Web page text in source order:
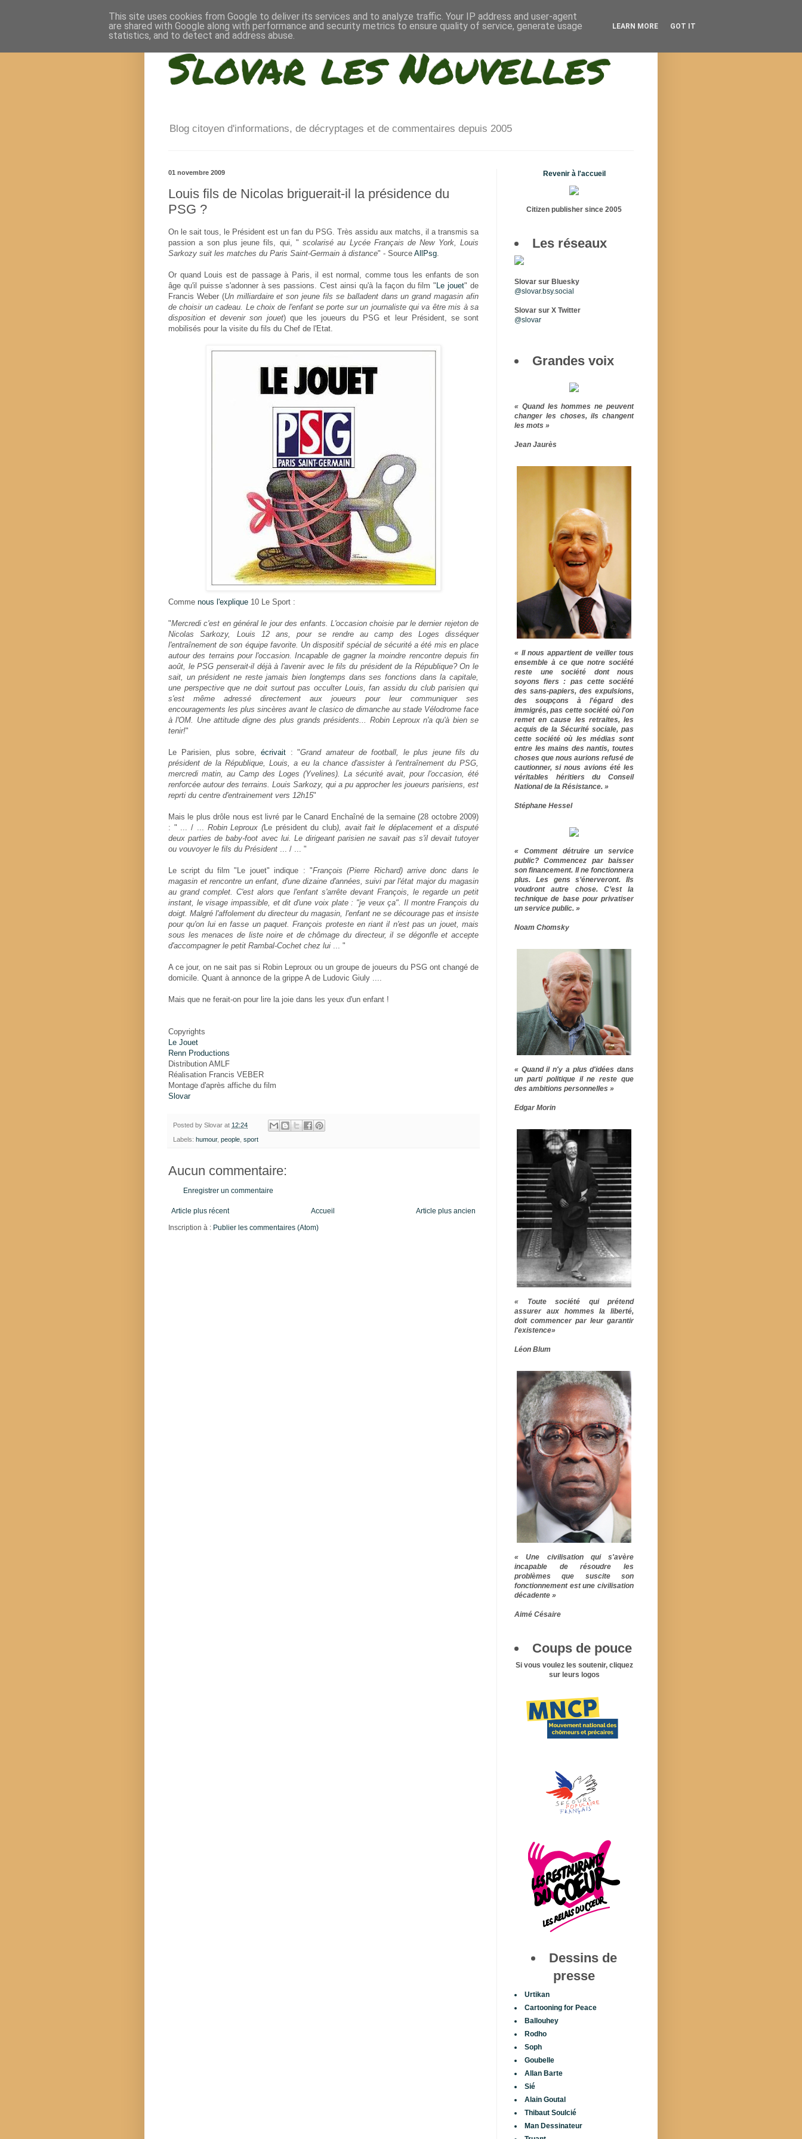
Slovar les Nouvelles
Blog citoyen d'informations, de décryptages et de commentaires depuis 2005
01 novembre 2009
Louis fils de Nicolas briguerait-il la présidence du
PSG ?
On le sait tous, le Président est un fan du PSG. Très assidu aux matchs, il a transmis sa
passion a son plus jeune fils, qui, " scolarisé au Lycée Français de New York, Louis
Sarkozy suit les matches du Paris Saint-Germain à distance" - Source AllPsg.
Or quand Louis est de passage à Paris, il est normal, comme tous les enfants de son
âge qu'il puisse s'adonner à ses passions. C'est ainsi qu'à la façon du film " Le jouet" de
Francis Weber (Un milliardaire et son jeune fils se balladent dans un grand magasin afin
de choisir un cadeau. Le choix de l'enfant se porte sur un journaliste qui va être mis à sa
disposition et devenir son jouet) que les joueurs du PSG et leur Président, se sont
mobilisés pour la visite du fils du Chef de l'Etat.
Comme nous l'explique 10 Le Sport :
"Mercredi c'est en général le jour des enfants. L'occasion choisie par le dernier rejeton de
Nicolas Sarkozy, Louis 12 ans, pour se rendre au camp des Loges disséquer
l'entraînement de son équipe favorite. Un dispositif spécial de sécurité a été mis en place
autour des terrains pour l'occasion. Incapable de gagner la moindre rencontre depuis fin
août, le PSG penserait-il déjà à l'avenir avec le fils du président de la République? On le
sait, un président ne reste jamais bien longtemps dans ses fonctions dans la capitale,
une perspective que ne doit surtout pas occulter Louis, fan assidu du club parisien qui
s'est même adressé directement aux joueurs pour leur communiquer ses
encouragements les plus sincères avant le clasico de dimanche au stade Vélodrome face
à l'OM. Une attitude digne des plus grands présidents... Robin Leproux n'a qu'à bien se
tenir!"
Le Parisien, plus sobre, écrivait : "Grand amateur de football, le plus jeune fils du
président de la République, Louis, a eu la chance d'assister à l'entraînement du PSG,
mercredi matin, au Camp des Loges (Yvelines). La sécurité avait, pour l'occasion, été
renforcée autour des terrains. Louis Sarkozy, qui a pu approcher les joueurs parisiens, est
reprti du centre d'entrainement vers 12h15"
Mais le plus drôle nous est livré par le Canard Enchaîné de la semaine (28 octobre 2009)
: " ... / ... Robin Leproux (Le président du club), avait fait le déplacement et a disputé
deux parties de baby-foot avec lui. Le dirigeant parisien ne savait pas s'il devait tutoyer
ou vouvoyer le fils du Président ... / ... "
Le script du film "Le jouet" indique : "François (Pierre Richard) arrive donc dans le
magasin et rencontre un enfant, d'une dizaine d'années, suivi par l'état major du magasin
au grand complet. C'est alors que l'enfant s'arrête devant François, le regarde un petit
instant, le visage impassible, et dit d'une voix plate : "je veux ça". Il montre François du
doigt. Malgré l'affolement du directeur du magasin, l'enfant ne se décourage pas et insiste
pour qu'on lui en fasse un paquet. François proteste en riant il n'est pas un jouet, mais
sous les menaces de liste noire et de chômage du directeur, il se dégonfle et accepte
d'accompagner le petit Rambal-Cochet chez lui ... "
A ce jour, on ne sait pas si Robin Leproux ou un groupe de joueurs du PSG ont changé de
domicile. Quant à annonce de la grippe A de Ludovic Giuly ....
Mais que ne ferait-on pour lire la joie dans les yeux d'un enfant !
Copyrights
Le Jouet
Renn Productions
Distribution AMLF
Réalisation Francis VEBER
Montage d'après affiche du film
Slovar
Posted by Slovar at 12:24
Labels: humour, people, sport
Aucun commentaire:
Enregistrer un commentaire
Article plus récent Article plus ancien
Accueil
Inscription à : Publier les commentaires (Atom)
Revenir à l'accueil
Citizen publisher since 2005
Les réseaux
Slovar sur Bluesky
@slovar.bsy.social
Slovar sur X Twitter
@slovar
Grandes voix
« Quand les hommes ne peuvent
changer les choses, ils changent
les mots »
Jean Jaurès
« Il nous appartient de veiller tous
ensemble à ce que notre société
reste une société dont nous
soyons fiers : pas cette société
des sans-papiers, des expulsions,
des soupçons à l'égard des
immigrés, pas cette société où l'on
remet en cause les retraites, les
acquis de la Sécurité sociale, pas
cette société où les médias sont
entre les mains des nantis, toutes
choses que nous aurions refusé de
cautionner, si nous avions été les
véritables héritiers du Conseil
National de la Résistance. »
Stéphane Hessel
« Comment détruire un service
public? Commencez par baisser
son financement. Il ne fonctionnera
plus. Les gens s’énerveront. Ils
voudront autre chose. C’est la
technique de base pour privatiser
un service public. »
Noam Chomsky
« Quand il n'y a plus d'idées dans
un parti politique il ne reste que
des ambitions personnelles »
Edgar Morin
« Toute société qui prétend
assurer aux hommes la liberté,
doit commencer par leur garantir
l'existence»
Léon Blum
« Une civilisation qui s'avère
incapable de résoudre les
problèmes que suscite son
fonctionnement est une civilisation
décadente »
Aimé Césaire
Coups de pouce
Si vous voulez les soutenir, cliquez
sur leurs logos
Dessins de
presse
Urtikan
Cartooning for Peace
Ballouhey
Rodho
Soph
Goubelle
Allan Barte
Sié
Alain Goutal
Thibaut Soulcié
Man Dessinateur
This site uses cookies from Google to deliver its services and to analyze traffic. Your IP address and user-agent
are shared with Google along with performance and security metrics to ensure quality of service, generate usage
statistics, and to detect and address abuse.
LEARN MORE GOT IT